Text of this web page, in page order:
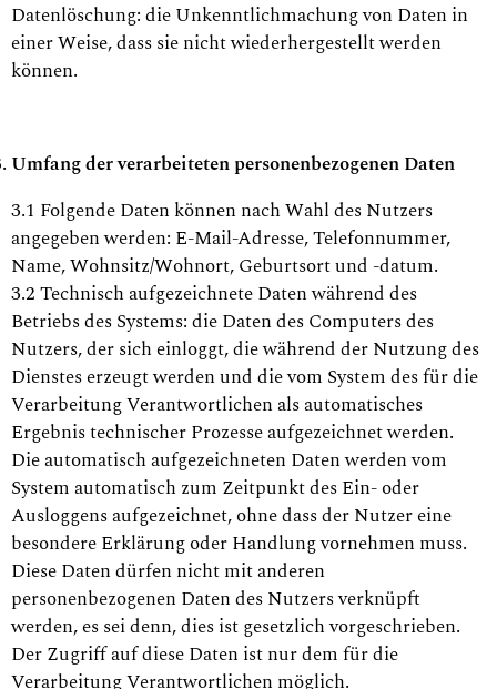
Datenlöschung: die Unkenntlichmachung von Daten in
einer Weise, dass sie nicht wiederhergestellt werden
können.
Umfang der verarbeiteten personenbezogenen Daten
3.1 Folgende Daten können nach Wahl des Nutzers
angegeben werden: E-Mail-Adresse, Telefonnummer,
Name, Wohnsitz/Wohnort, Geburtsort und -datum.
3.2 Technisch aufgezeichnete Daten während des
Betriebs des Systems: die Daten des Computers des
Nutzers, der sich einloggt, die während der Nutzung des
Dienstes erzeugt werden und die vom System des für die
Verarbeitung Verantwortlichen als automatisches
Ergebnis technischer Prozesse aufgezeichnet werden.
Die automatisch aufgezeichneten Daten werden vom
System automatisch zum Zeitpunkt des Ein- oder
Ausloggens aufgezeichnet, ohne dass der Nutzer eine
besondere Erklärung oder Handlung vornehmen muss.
Diese Daten dürfen nicht mit anderen
personenbezogenen Daten des Nutzers verknüpft
werden, es sei denn, dies ist gesetzlich vorgeschrieben.
Der Zugriff auf diese Daten ist nur dem für die
Verarbeitung Verantwortlichen möglich.